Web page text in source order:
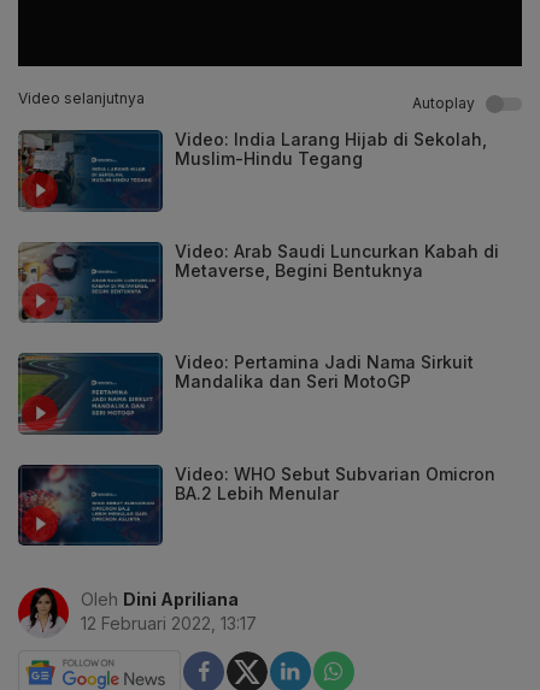
Video selanjutnya Autoplay
Video: India Larang Hijab di Sekolah,
Muslim-Hindu Tegang
Video: Arab Saudi Luncurkan Kabah di
Metaverse, Begini Bentuknya
Video: Pertamina Jadi Nama Sirkuit
Mandalika dan Seri MotoGP
Video: WHO Sebut Subvarian Omicron
BA.2 Lebih Menular
Oleh Dini Apriliana
12 Februari 2022, 13:17